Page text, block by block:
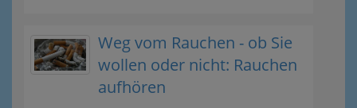
Weg vom Rauchen - ob Sie
wollen oder nicht: Rauchen
aufhören